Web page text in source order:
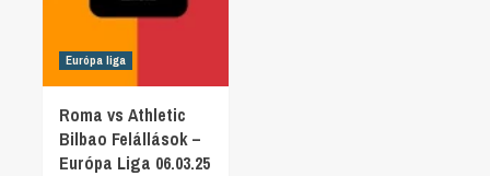
Európa liga
Roma vs Athletic
Bilbao Felállások –
Európa Liga 06.03.25